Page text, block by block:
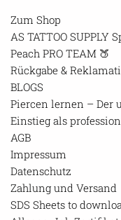
Zum Shop
AS TATTOO SUPPLY
Peach PRO TEAM 🍑
Rückgabe &
BLOGS
Piercen lernen – Der
Einstieg als
AGB
Impressum
Datenschutz
Zahlung und Versand
SDS Sheets to